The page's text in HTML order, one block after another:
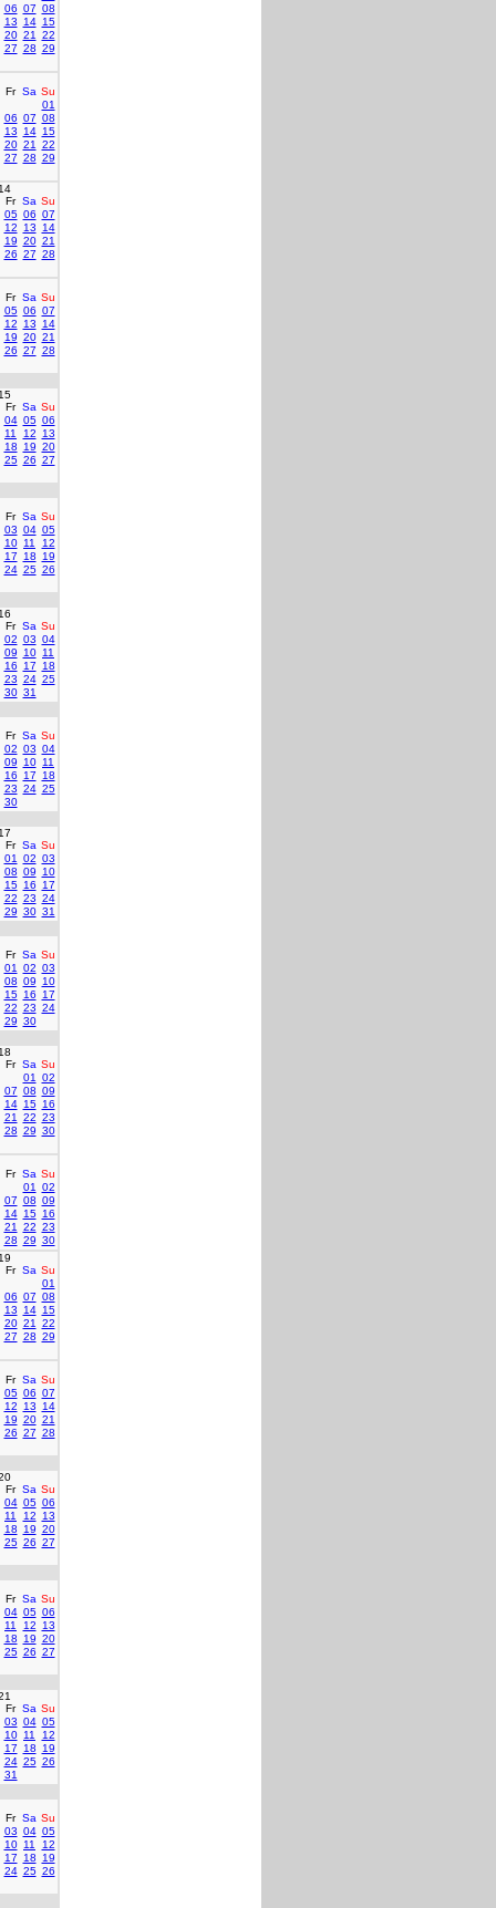
06 07 08
13 14 15
20 21
22
27 28 29
Fr Sa Su
01
06 07 08
13 14 15
20 21
22
27 28 29
Fr Sa Su
05 06 07
12 13
14
19 20 21
26 27 28
Fr Sa Su
05 06 07
12 13
14
19 20 21
26 27 28
Fr Sa Su
04 05 06
11 12
13
18 19 20
25 26 27
Fr Sa Su
03 04 05
10 11
12
17 18
19
24 25 26
Fr Sa Su
02 03 04
09 10 11
16 17
18
23 24 25
30 31
Fr Sa Su
02 03 04
09 10 11
16 17
18
23 24 25
30
Fr Sa Su
01
02 03
08 09
10
15 16
17
22 23 24
29 30 31
Fr Sa Su
01
02 03
08 09
10
15 16
17
22 23 24
29 30
Fr Sa Su
01
02
07 08 09
14 15 16
21 22 23
28 29 30
Fr Sa Su
01
02
07 08 09
14 15 16
21 22 23
28 29 30
Fr Sa Su
01
06 07 08
13 14 15
20 21
22
27 28 29
Fr Sa Su
05 06 07
12 13
14
19 20 21
26 27 28
Fr Sa Su
04 05 06
11 12
13
18 19 20
25 26 27
Fr Sa Su
04 05 06
11 12
13
18 19 20
25 26 27
Fr Sa Su
03 04 05
10 11
12
17 18
19
24 25 26
31
Fr Sa Su
03 04 05
10 11
12
17 18
19
24 25 26